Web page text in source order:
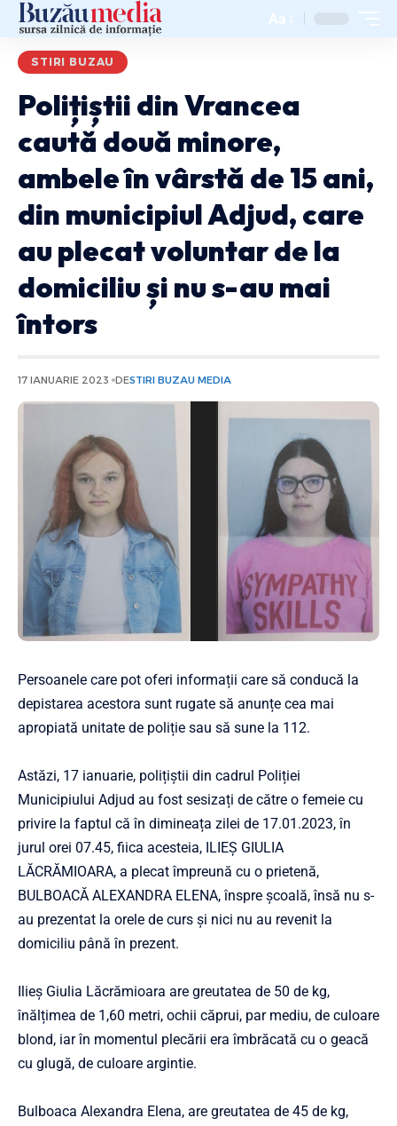
Aa
STIRI BUZAU
Polițiștii din Vrancea
caută două minore,
ambele în vârstă de 15 ani,
din municipiul Adjud, care
au plecat voluntar de la
domiciliu și nu s-au mai
întors
17 IANUARIE 2023 DESTIRI BUZAU MEDIA
Persoanele care pot oferi informații care să conducă la
depistarea acestora sunt rugate să anunțe cea mai
apropiată unitate de poliție sau să sune la 112.
Astăzi, 17 ianuarie, polițiștii din cadrul Poliției
Municipiului Adjud au fost sesizați de către o femeie cu
privire la faptul că în dimineața zilei de 17.01.2023, în
jurul orei 07.45, fiica acesteia, ILIEȘ GIULIA
LĂCRĂMIOARA, a plecat împreună cu o prietenă,
BULBOACĂ ALEXANDRA ELENA, înspre școală, însă nu s-
au prezentat la orele de curs și nici nu au revenit la
domiciliu până în prezent.
Ilieș Giulia Lăcrămioara are greutatea de 50 de kg,
înălțimea de 1,60 metri, ochii căprui, par mediu, de culoare
blond, iar în momentul plecării era îmbrăcată cu o geacă
cu glugă, de culoare argintie.
Bulboaca Alexandra Elena, are greutatea de 45 de kg,